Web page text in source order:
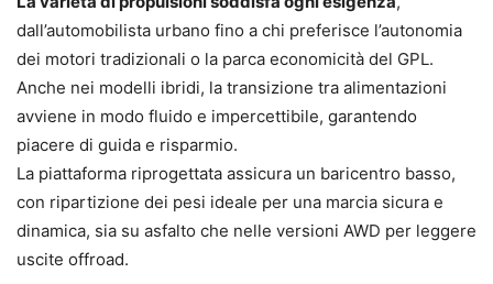
dall’automobilista urbano fino a chi preferisce l’autonomia
dei motori tradizionali o la parca economicità del GPL.
Anche nei modelli ibridi, la transizione tra alimentazioni
avviene in modo fluido e impercettibile, garantendo
piacere di guida e risparmio.
La piattaforma riprogettata assicura un baricentro basso,
con ripartizione dei pesi ideale per una marcia sicura e
dinamica, sia su asfalto che nelle versioni AWD per leggere
uscite offroad.